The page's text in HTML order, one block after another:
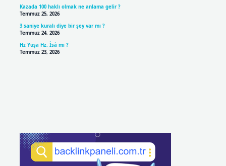
Kazada 100 haklı olmak ne anlama gelir ?
Temmuz 25, 2026
3 saniye kuralı diye bir şey var mı ?
Temmuz 24, 2026
Hz Yuşa Hz. Îsâ mı ?
Temmuz 23, 2026